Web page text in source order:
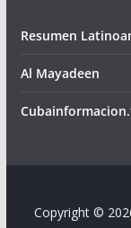
Resumen
Al Mayadeen
Copyright ©